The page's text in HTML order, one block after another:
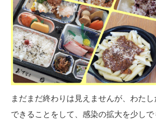
まだまだ終わりは見えませんが、わた
できることをして、感染の拡大を少しで